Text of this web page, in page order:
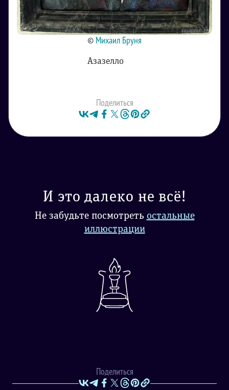
© Михаил Бруня
Азазелло
Поделиться
И это далеко не всё!
Не забудьте посмотреть остальные
иллюстрации
Поделиться